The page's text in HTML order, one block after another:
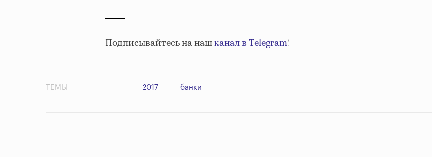
Подписывайтесь на нашканал в Telegram!
ТЕМЫ 2017 банки